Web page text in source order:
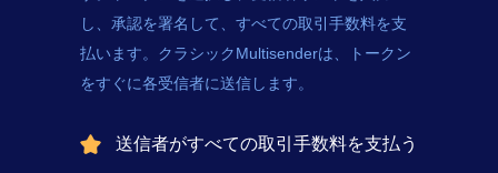
し、承認を署名して、すべての取引手数料を支
払います。クラシックMultisenderは、トークン
をすぐに各受信者に送信します。
送信者がすべての取引手数料を支払う